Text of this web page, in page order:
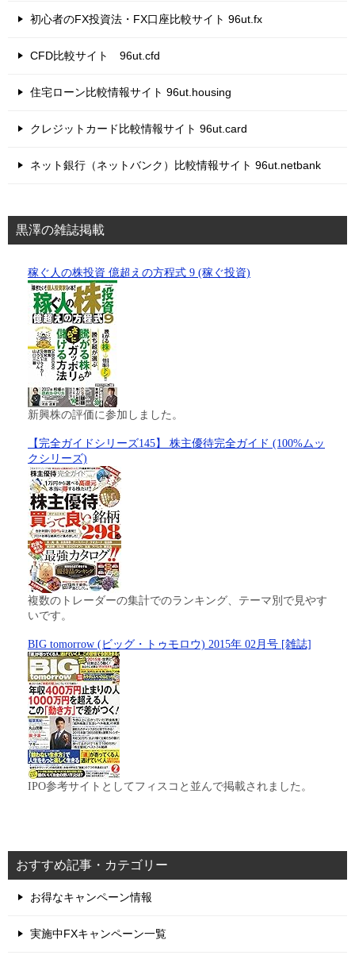
初心者のFX投資法・FX口座比較サイト 96ut.fx
CFD比較サイト 96ut.cfd
住宅ローン比較情報サイト 96ut.housing
クレジットカード比較情報サイト 96ut.card
ネット銀行（ネットバンク）比較情報サイト 96ut.netbank
黒澤の雑誌掲載
稼ぐ人の株投資 億超えの方程式 9 (稼ぐ投資)
新興株の評価に参加しました。
【完全ガイドシリーズ145】 株主優待完全ガイド (100%ムッ
クシリーズ)
複数のトレーダーの集計でのランキング、テーマ別で見やす
いです。
BIG tomorrow (ビッグ・トゥモロウ) 2015年 02月号 [雑誌]
IPO参考サイトとしてフィスコと並んで掲載されました。
おすすめ記事・カテゴリー
お得なキャンペーン情報
実施中FXキャンペーン一覧